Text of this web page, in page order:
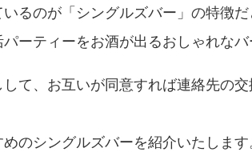
るのが「シングルズバー」の特徴
ーティーをお酒が出るおしゃれな
て、お互いが同意すれば連絡先の
のシングルズバーを紹介いたします